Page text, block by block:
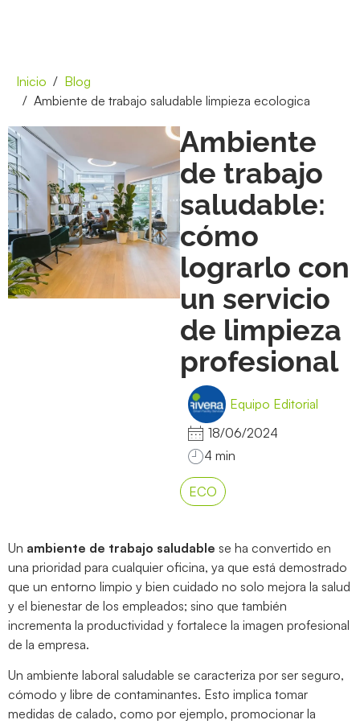
Inicio
Blog
Ambiente de trabajo saludable limpieza ecologica
Ambiente
de trabajo
saludable:
cómo
lograrlo con
un servicio
de limpieza
profesional
Equipo Editorial
18/06/2024
ECO
Un ambiente de trabajo saludable se ha convertido en
una prioridad para cualquier oficina, ya que está demostrado
que un entorno limpio y bien cuidado no solo mejora la salud
y el bienestar de los empleados; sino que también
incrementa la productividad y fortalece la imagen profesional
de la empresa.
Un ambiente laboral saludable se caracteriza por ser seguro,
cómodo y libre de contaminantes. Esto implica tomar
medidas de calado, como por ejemplo, promocionar la